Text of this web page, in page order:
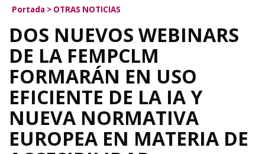
Portada > OTRAS NOTICIAS
DOS NUEVOS WEBINARS
DE LA FEMPCLM
FORMARÁN EN USO
EFICIENTE DE LA IA Y
NUEVA NORMATIVA
EUROPEA EN MATERIA DE